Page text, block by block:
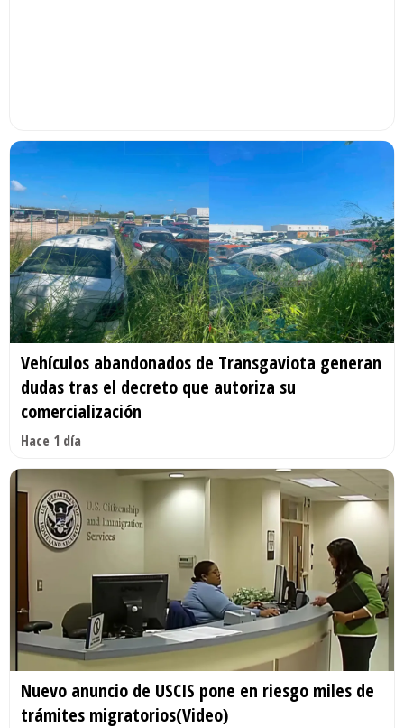
Vehículos abandonados de Transgaviota generan
dudas tras el decreto que autoriza su
comercialización
Hace 1 día
Nuevo anuncio de USCIS pone en riesgo miles de
trámites migratorios(Video)